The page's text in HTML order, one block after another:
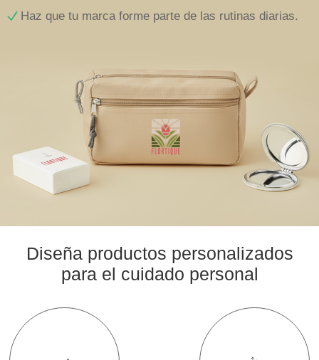
Haz que tu marca forme parte de las rutinas diarias.
Diseña productos personalizados
para el cuidado personal